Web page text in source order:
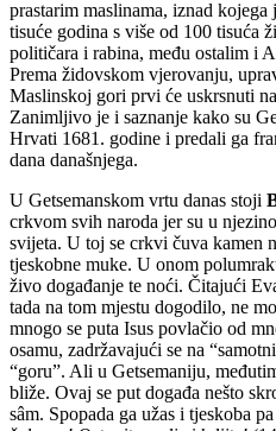
prastarim maslinama, iznad
tisuće godina s više od 100 tisuća
političara i rabina, među ostalim i
Prema židovskom vjerovanju,
Maslinskoj gori prvi će uskrsnuti
Zanimljivo je i saznanje kako su
Hrvati 1681. godine i predali ga
dana današnjega.
U Getsemanskom vrtu danas stoji
crkvom svih naroda jer su u
svijeta. U toj se crkvi čuva kamen
tjeskobne muke. U onom
živo događanje te noći. Čitajući
tada na tom mjestu dogodilo, ne
mnogo se puta Isus povlačio od
osamu, zadržavajući se na
“goru”. Ali u Getsemaniju,
bliže. Ovaj se put događa nešto
sâm. Spopada ga užas i tjeskoba